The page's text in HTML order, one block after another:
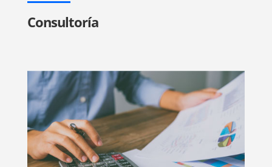
Consultoría